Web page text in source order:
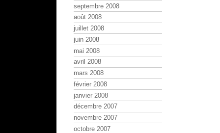
septembre 2008
août 2008
juillet 2008
juin 2008
mai 2008
avril 2008
mars 2008
février 2008
janvier 2008
décembre 2007
novembre 2007
octobre 2007